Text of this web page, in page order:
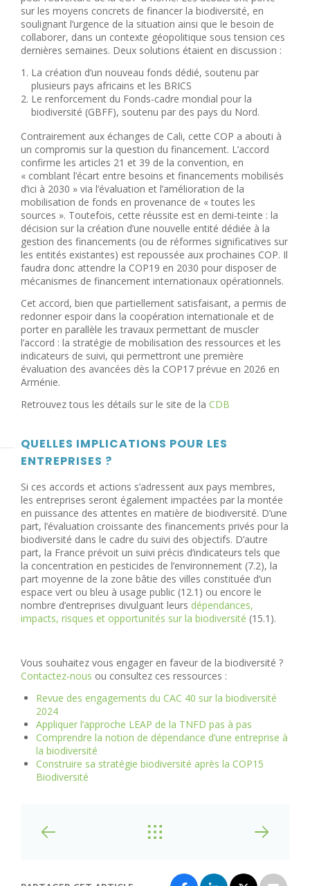
sur les moyens concrets de financer la biodiversité, en
soulignant l’urgence de la situation ainsi que le besoin de
collaborer, dans un contexte géopolitique sous tension ces
dernières semaines. Deux solutions étaient en discussion :
La création d’un nouveau fonds dédié, soutenu par
plusieurs pays africains et les BRICS
Le renforcement du Fonds-cadre mondial pour la
biodiversité (GBFF), soutenu par des pays du Nord.
Contrairement aux échanges de Cali, cette COP a abouti à
un compromis sur la question du financement. L’accord
confirme les articles 21 et 39 de la convention, en
« comblant l’écart entre besoins et financements mobilisés
d’ici à 2030 » via l’évaluation et l’amélioration de la
mobilisation de fonds en provenance de « toutes les
sources ». Toutefois, cette réussite est en demi-teinte : la
décision sur la création d’une nouvelle entité dédiée à la
gestion des financements (ou de réformes significatives sur
les entités existantes) est repoussée aux prochaines COP. Il
faudra donc attendre la COP19 en 2030 pour disposer de
mécanismes de financement internationaux opérationnels.
Cet accord, bien que partiellement satisfaisant, a permis de
redonner espoir dans la coopération internationale et de
porter en parallèle les travaux permettant de muscler
l’accord : la stratégie de mobilisation des ressources et les
indicateurs de suivi, qui permettront une première
évaluation des avancées dès la COP17 prévue en 2026 en
Arménie.
Retrouvez tous les détails sur le site de la CDB
QUELLES IMPLICATIONS POUR LES
ENTREPRISES ?
Si ces accords et actions s’adressent aux pays membres,
les entreprises seront également impactées par la montée
en puissance des attentes en matière de biodiversité. D’une
part, l’évaluation croissante des financements privés pour la
biodiversité dans le cadre du suivi des objectifs. D’autre
part, la France prévoit un suivi précis d’indicateurs tels que
la concentration en pesticides de l’environnement (7.2), la
part moyenne de la zone bâtie des villes constituée d’un
espace vert ou bleu à usage public (12.1) ou encore le
nombre d’entreprises divulguant leurs dépendances,
impacts, risques et opportunités sur la biodiversité (15.1).
Vous souhaitez vous engager en faveur de la biodiversité ?
Contactez-nous ou consultez ces ressources :
Revue des engagements du CAC 40 sur la biodiversité
2024
Appliquer l’approche LEAP de la TNFD pas à pas
Comprendre la notion de dépendance d’une entreprise à
la biodiversité
Construire sa stratégie biodiversité après la COP15
Biodiversité